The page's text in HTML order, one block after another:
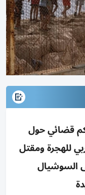
قضائي حول
72 ألف مغربي للهجرة ومقتل
السوشيال